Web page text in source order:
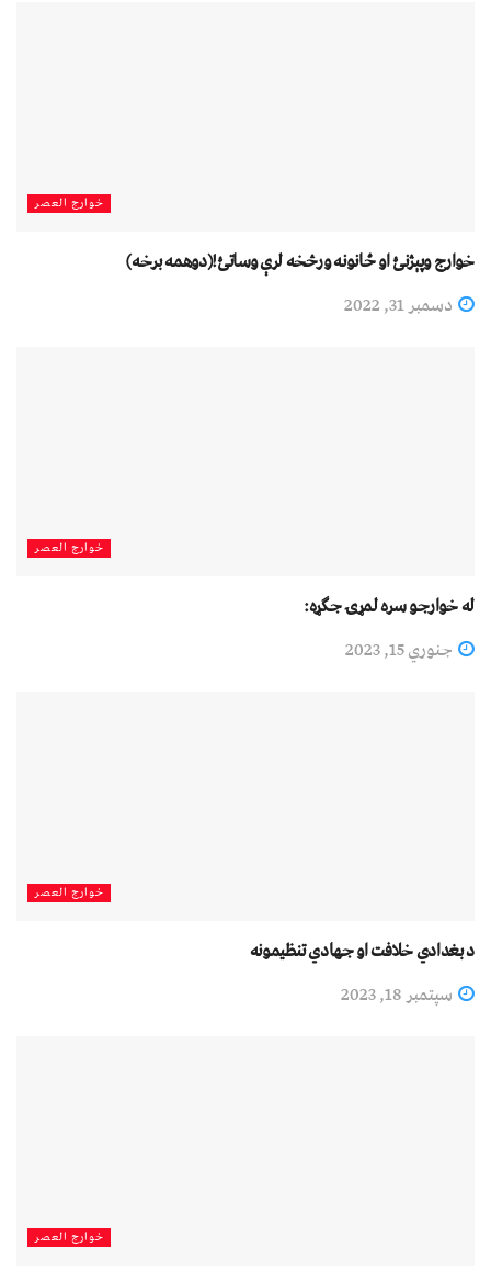
خوارج العصر
خوارج وپېژنئ او ځانونه ورڅخه ﻟﺮﯤ وﺳﺎﺗﺊ!(دوهمه برخه)
دسمبر 31, 2022
خوارج العصر
له خوارجو سره لمړۍ جګړه:
جنوري 15, 2023
خوارج العصر
د بغدادي خلافت او جهادي تنظیمونه
سپتمبر 18, 2023
خوارج العصر